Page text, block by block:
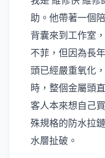
助。他帶著一個
背囊來到工作室
不菲，但因為長
頭已經嚴重氧化
時，整個金屬頭
客人本來想自己
殊規格的防水拉
水層扯破。